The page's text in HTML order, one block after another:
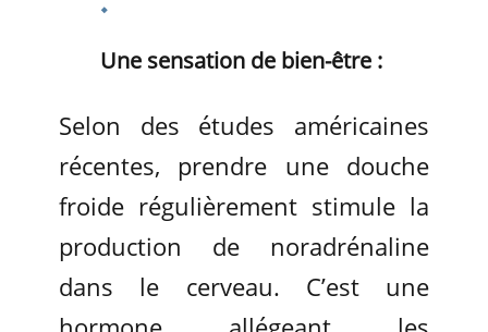
Une sensation de bien-être :
Selon des études américaines
récentes, prendre une douche
froide régulièrement stimule la
production de noradrénaline
dans le cerveau. C’est une